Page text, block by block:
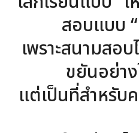
สอบแบบ
เพราะสนามสอ
ขยันอย่า
แต่เป็นที่สำหรับ